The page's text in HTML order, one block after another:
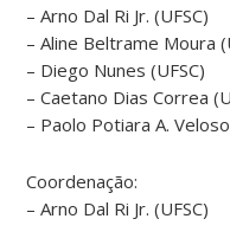
– Arno Dal Ri Jr. (UFSC)
– Aline Beltrame Moura
– Diego Nunes (UFSC)
– Caetano Dias Correa
– Paolo Potiara A. Veloso
Coordenação:
– Arno Dal Ri Jr. (UFSC)